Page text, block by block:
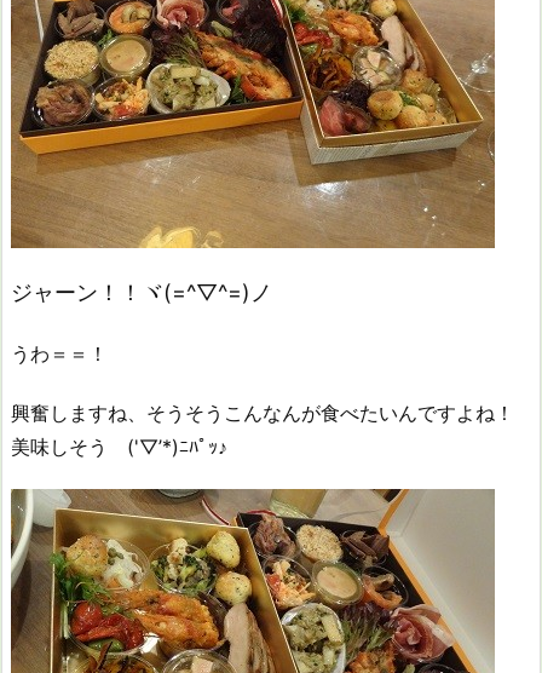
ジャーン！！ヾ(=^▽^=)ノ
うわ＝＝！
興奮しますね、そうそうこんなんが食べたいんですよね！
美味しそう ('▽’*)ﾆﾊﾟｯ♪